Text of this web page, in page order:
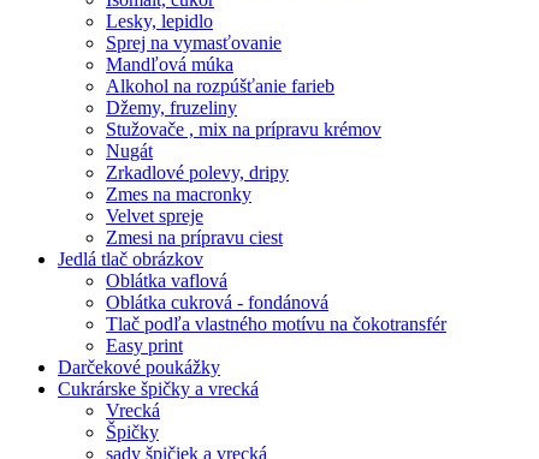
Lesky, lepidlo
Sprej na vymasťovanie
Mandľová múka
Alkohol na rozpúšťanie farieb
Džemy, fruzeliny
Stužovače , mix na prípravu krémov
Nugát
Zrkadlové polevy, dripy
Zmes na macronky
Velvet spreje
Zmesi na prípravu ciest
Jedlá tlač obrázkov
Oblátka vaflová
Oblátka cukrová - fondánová
Tlač podľa vlastného motívu na čokotransfér
Easy print
Darčekové poukážky
Cukrárske špičky a vrecká
Vrecká
Špičky
sady špičiek a vrecká